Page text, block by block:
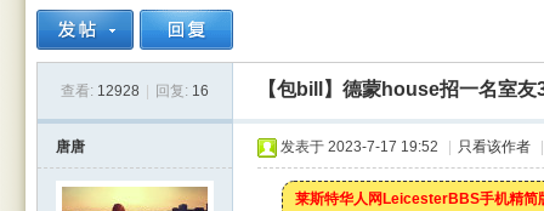
查看: 12928 回复: 16 【包bill】德蒙house招一名室友
唐唐 发表于 2023-7-17 19:52 只看该作者
莱斯特华人网LeicesterBBS手机精简